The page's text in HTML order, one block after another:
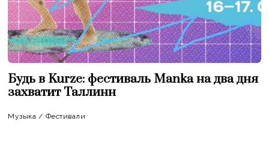
Будь в Kurze: фестиваль Manka на два дня
захватит Таллинн
Музыка / Фестивали